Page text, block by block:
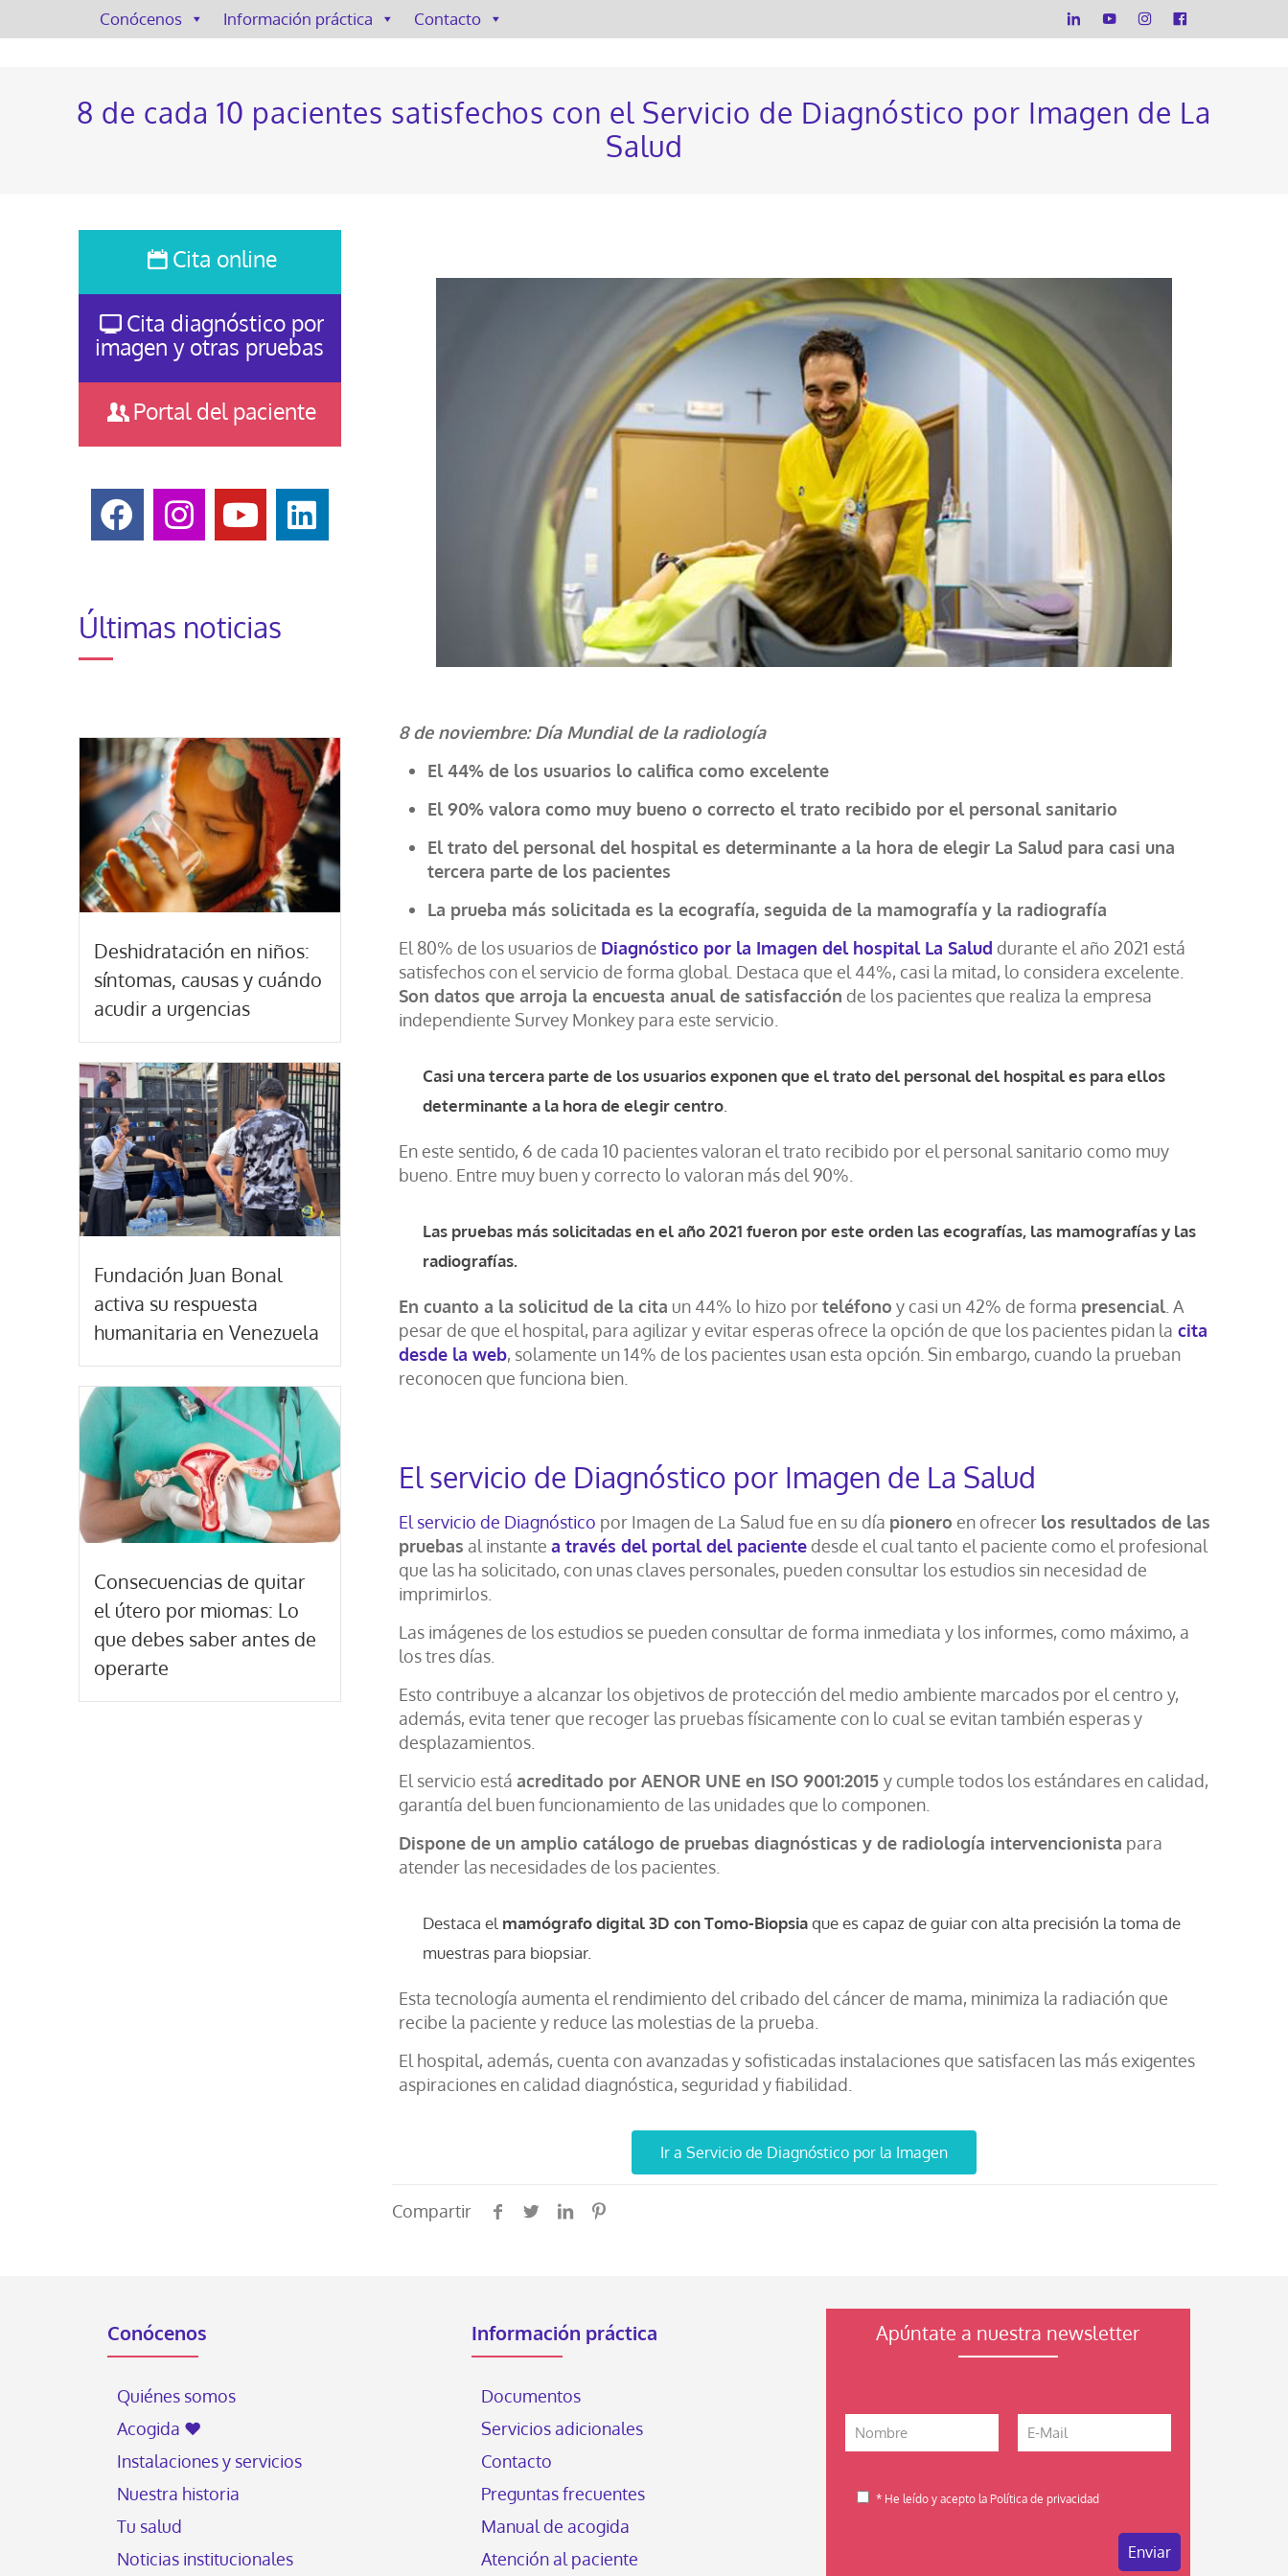
Conócenos Información práctica Contacto
8 de cada 10 pacientes satisfechos con el Servicio de Diagnóstico por Imagen de La
Salud
8 de noviembre: Día Mundial de la radiología
El 44% de los usuarios lo califica como excelente
El 90% valora como muy bueno o correcto el trato recibido por el personal sanitario
El trato del personal del hospital es determinante a la hora de elegir La Salud para casi una
tercera parte de los pacientes
La prueba más solicitada es la ecografía, seguida de la mamografía y la radiografía
El 80% de los usuarios de Diagnóstico por la Imagen del hospital La Salud durante el año 2021 está
satisfechos con el servicio de forma global. Destaca que el 44%, casi la mitad, lo considera excelente.
Son datos que arroja la encuesta anual de satisfacción de los pacientes que realiza la empresa
independiente Survey Monkey para este servicio.
Casi una tercera parte de los usuarios exponen que el trato del personal del hospital es para ellos
determinante a la hora de elegir centro.
En este sentido, 6 de cada 10 pacientes valoran el trato recibido por el personal sanitario como muy
bueno. Entre muy buen y correcto lo valoran más del 90%.
Las pruebas más solicitadas en el año 2021 fueron por este orden las ecografías, las mamografías y las
radiografías.
En cuanto a la solicitud de la cita un 44% lo hizo porteléfono y casi un 42% de forma presencial. A
pesar de que el hospital, para agilizar y evitar esperas ofrece la opción de que los pacientes pidan la cita
desde la web, solamente un 14% de los pacientes usan esta opción. Sin embargo, cuando la prueban
reconocen que funciona bien.
El servicio de Diagnóstico por Imagen de La Salud
El servicio de Diagnóstico por Imagen de La Salud fue en su día pionero en ofrecer los resultados de las
pruebas al instante a través del portal del pacientedesde el cual tanto el paciente como el profesional
que las ha solicitado, con unas claves personales, pueden consultar los estudios sin necesidad de
imprimirlos.
Las imágenes de los estudios se pueden consultar de forma inmediata y los informes, como máximo, a
los tres días.
Esto contribuye a alcanzar los objetivos de protección del medio ambiente marcados por el centro y,
además, evita tener que recoger las pruebas físicamente con lo cual se evitan también esperas y
desplazamientos.
El servicio está acreditado por AENOR UNE en ISO 9001:2015 y cumple todos los estándares en calidad,
garantía del buen funcionamiento de las unidades que lo componen.
Dispone de un amplio catálogo de pruebas diagnósticas y de radiología intervencionista para
atender las necesidades de los pacientes.
Destaca el mamógrafo digital 3D con Tomo-Biopsiaque es capaz de guiar con alta precisión la toma de
muestras para biopsiar.
Esta tecnología aumenta el rendimiento del cribado del cáncer de mama, minimiza la radiación que
recibe la paciente y reduce las molestias de la prueba.
El hospital, además, cuenta con avanzadas y sofisticadas instalaciones que satisfacen las más exigentes
aspiraciones en calidad diagnóstica, seguridad y fiabilidad.
Ir a Servicio de Diagnóstico por la Imagen
Compartir
Cita online
Cita diagnóstico por
imagen y otras pruebas
Portal del paciente
Últimas noticias
Deshidratación en niños:
síntomas, causas y cuándo
acudir a urgencias
Fundación Juan Bonal
activa su respuesta
humanitaria en Venezuela
Consecuencias de quitar
el útero por miomas: Lo
que debes saber antes de
operarte
Conócenos
Quiénes somos
Acogida ♥
Instalaciones y servicios
Nuestra historia
Tu salud
Noticias institucionales
Información práctica
Documentos
Servicios adicionales
Contacto
Preguntas frecuentes
Manual de acogida
Atención al paciente
Apúntate a nuestra newsletter
* He leído y acepto la Política de privacidad